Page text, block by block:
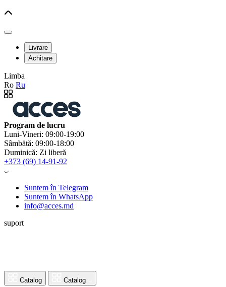
Livrare
Achitare
Limba
Ro Ru
Program de lucru
Luni-Vineri: 09:00-19:00
Sâmbătă: 09:00-18:00
Duminică: Zi liberă
+373 (69) 14-91-92
Suntem în Telegram
Suntem în WhatsApp
info@acces.md
suport
Catalog Catalog